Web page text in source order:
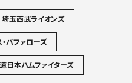
埼玉西武ライオンズ
・バファローズ
日本ハムファイターズ